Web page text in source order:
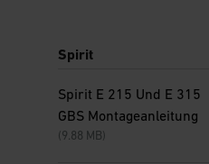
Spirit
Spirit E 215 Und E 315
GBS Montageanleitung
(9.88 MB)